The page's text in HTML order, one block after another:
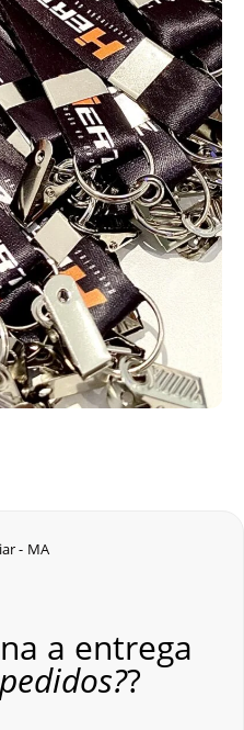
a entrega
pedidos??